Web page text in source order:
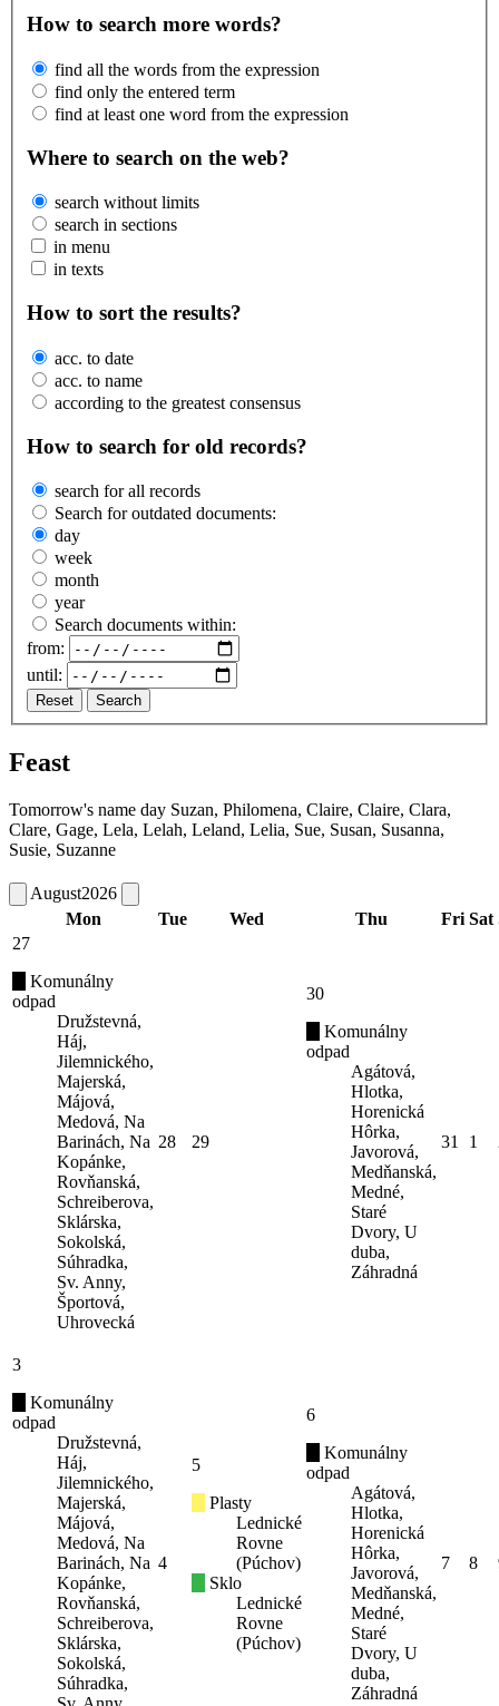
How to search more words?
find all the words from the expression
find only the entered term
find at least one word from the expression
Where to search on the web?
search without limits
search in sections
in menu
in texts
How to sort the results?
acc. to date
acc. to name
according to the greatest consensus
How to search for old records?
search for all records
Search for outdated documents:
day
week
month
year
Search documents within:
from:
until:
Reset Search
Feast
Tomorrow's name day Suzan, Philomena, Claire, Claire, Clara,
Clare, Gage, Lela, Lelah, Leland, Lelia, Sue, Susan, Susanna,
Susie, Suzanne
August2026
Mon
Tue Wed Thu Fri Sat
27
Komunálny
odpad
Družstevná,
Háj,
Jilemnického,
Majerská,
Májová,
Medová, Na
Barinách, Na
Kopánke,
Rovňanská,
Schreiberova,
Sklárska,
Sokolská,
Súhradka,
Sv. Anny,
Športová,
Uhrovecká
28 29
30
Komunálny
odpad
Agátová,
Hlotka,
Horenická
Hôrka,
Javorová,
Medňanská,
Medné,
Staré
Dvory, U
duba,
Záhradná
31 1
3
Komunálny
odpad
Družstevná,
Háj,
Jilemnického,
Majerská,
Májová,
Medová, Na
Barinách, Na
Kopánke,
Rovňanská,
Schreiberova,
Sklárska,
Sokolská,
Súhradka,
4
5
Plasty
Lednické
Rovne
(Púchov)
Sklo
Lednické
Rovne
(Púchov)
6
Komunálny
odpad
Agátová,
Hlotka,
Horenická
Hôrka,
Javorová,
Medňanská,
Medné,
Staré
Dvory, U
duba,
Záhradná
7 8